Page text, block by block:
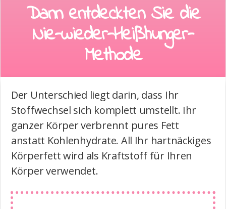
Dann entdeckten Sie die
Nie-wieder-Heißhunger-
Methode
Der Unterschied liegt darin, dass Ihr
Stoffwechsel sich komplett umstellt. Ihr
ganzer Körper verbrennt pures Fett
anstatt Kohlenhydrate. All Ihr hartnäckiges
Körperfett wird als Kraftstoff für Ihren
Körper verwendet.